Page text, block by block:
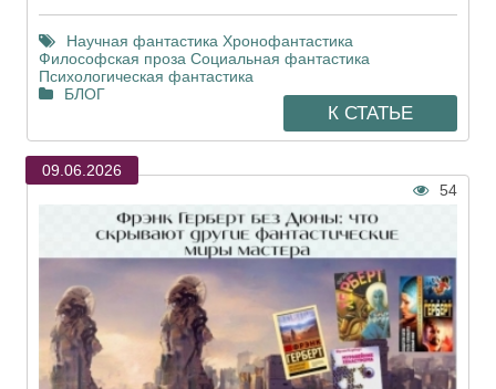
Научная фантастика Хронофантастика
Философская проза Социальная фантастика
Психологическая фантастика
БЛОГ
К СТАТЬЕ
09.06.2026
54